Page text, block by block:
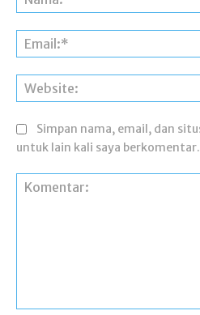
Simpan nama, email, dan
untuk lain kali saya berkomentar.